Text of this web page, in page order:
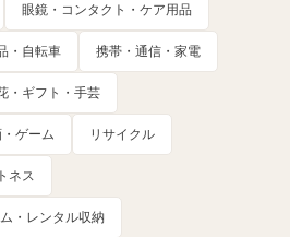
眼鏡・コンタクト・ケア用品
・自転車 携帯・通信・家電
・ギフト・手芸
ゲーム リサイクル
ネス
・レンタル収納